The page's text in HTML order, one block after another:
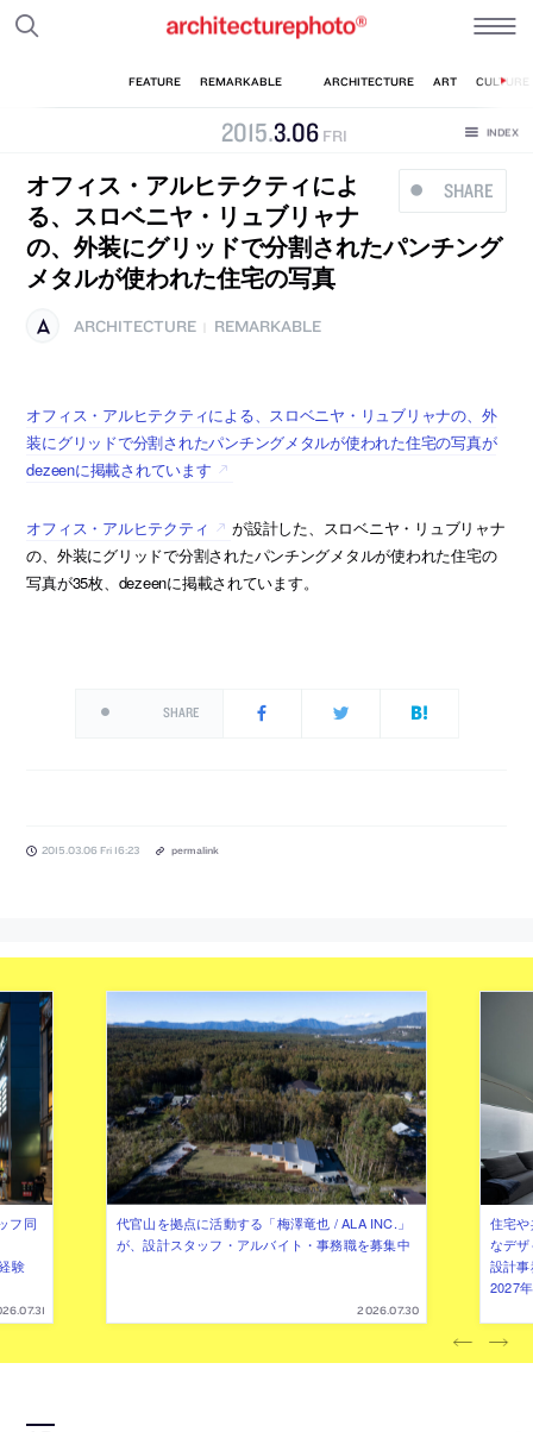
2015.3.06 FRI
SHARE
オフィス・アルヒテクティによ
る、スロベニヤ・リュブリャナ
の、外装にグリッドで分割されたパンチング
メタルが使われた住宅の写真
ARCHITECTURE REMARKABLE
オフィス・アルヒテクティによる、スロベニヤ・リュブリャナの、外
装にグリッドで分割されたパンチングメタルが使われた住宅の写真が
dezeenに掲載されています
オフィス・アルヒテクティ
が設計した、スロベニヤ・リュブリャナ
の、外装にグリッドで分割されたパンチングメタルが使われた住宅の
写真が35枚、dezeenに掲載されています。
SHARE
2015.03.06 Fri 16:23 permalink
フ同
験
代官山を拠点に活動する「梅澤竜也 / ALA INC.」
が、設計スタッフ・アルバイト・事務職を募集中
2026.07.30
住宅
なデ
設計
2027